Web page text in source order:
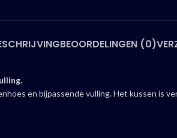
BEOORDELINGEN (0)
en bijpassende vulling. Het kussen is